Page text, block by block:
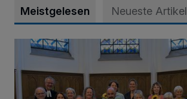
Meistgelesen Neueste Artikel
Ein offenes Ohr in schweren Zeiten